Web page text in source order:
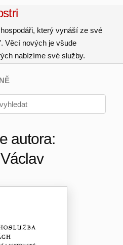
který vynáší ze své
Věcí nových je všude
nabízíme své služby.
autora: